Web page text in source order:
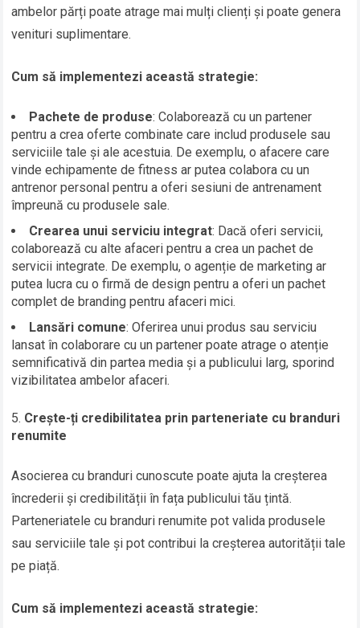
ambelor părți poate atrage mai mulți clienți și poate genera
venituri suplimentare.
Cum să implementezi această strategie:
Pachete de produse: Colaborează cu un partener
pentru a crea oferte combinate care includ produsele sau
serviciile tale și ale acestuia. De exemplu, o afacere care
vinde echipamente de fitness ar putea colabora cu un
antrenor personal pentru a oferi sesiuni de antrenament
împreună cu produsele sale.
Crearea unui serviciu integrat: Dacă oferi servicii,
colaborează cu alte afaceri pentru a crea un pachet de
servicii integrate. De exemplu, o agenție de marketing ar
putea lucra cu o firmă de design pentru a oferi un pachet
complet de branding pentru afaceri mici.
Lansări comune: Oferirea unui produs sau serviciu
lansat în colaborare cu un partener poate atrage o atenție
semnificativă din partea media și a publicului larg, sporind
vizibilitatea ambelor afaceri.
Crește-ți credibilitatea prin parteneriate cu branduri
renumite
Asocierea cu branduri cunoscute poate ajuta la creșterea
încrederii și credibilității în fața publicului tău țintă.
Parteneriatele cu branduri renumite pot valida produsele
sau serviciile tale și pot contribui la creșterea autorității tale
pe piață.
Cum să implementezi această strategie: